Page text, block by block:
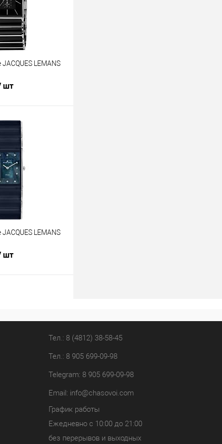
LEMANS
шт
корзину
LEMANS
шт
К сравнению
В наличииТел.: 8 (4812) 38-58-45
Тел.: 8 905 699-09-98
Telegram: 8 905 699-09-98
Email: info@chasovoi.com
График работы
Ежедневно с 10:00 до 21:00
без перерывов и выходных